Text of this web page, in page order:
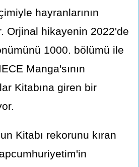
hayranlarının
Orjinal hikayenin 2022'de
1000. bölümü ile
Manga'sının
Kitabına giren bir
Kitabı rekorunu kıran